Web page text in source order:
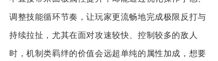
调整技能循环节奏，让玩家更流畅地完成极限反打与
持续拉扯，尤其在面对攻速较快、控制较多的敌人
时，机制类羁绊的价值会远超单纯的属性加成，想要